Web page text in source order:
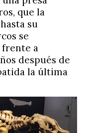
que la
su
se
a
después de
la última